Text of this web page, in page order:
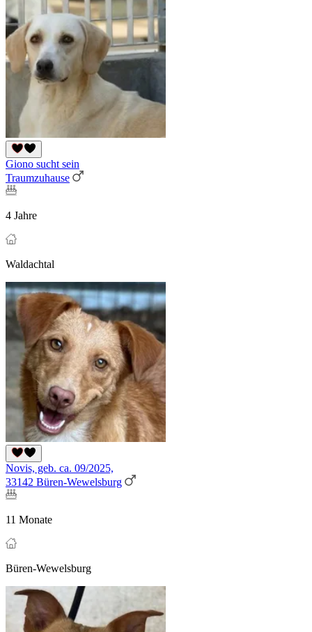
Giono sucht sein
Traumzuhause
4 Jahre
Waldachtal
Novis, geb. ca. 09/2025,
33142 Büren-Wewelsburg
11 Monate
Büren-Wewelsburg